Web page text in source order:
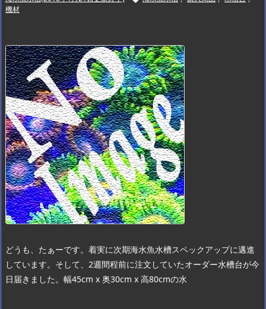
機材
どうも、たぁーです。 着実に次期海水魚水槽スペックアップに邁進
しています。 そして、2週間程前に注文していたオーダー水槽台が今
日届きました。 幅45cm x 奥30cm x 高80cmの水